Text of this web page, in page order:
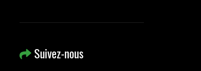
Suivez-nous